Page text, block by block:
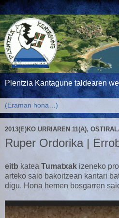
Plentzia Kantagune taldearen
2013(E)KO URRIAREN 11(A),
Ruper Ordorika |
eitb katea Tumatxak izeneko
arteko saio bakoitzean kantari
digu. Hona hemen bosgarren